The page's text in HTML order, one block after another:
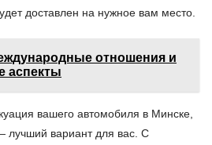
доставлен на нужное вам место.
отношения и
аспекты
вашего автомобиля в Минске,
лучший вариант для вас. С